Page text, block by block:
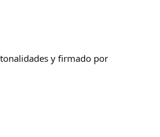
y firmado por